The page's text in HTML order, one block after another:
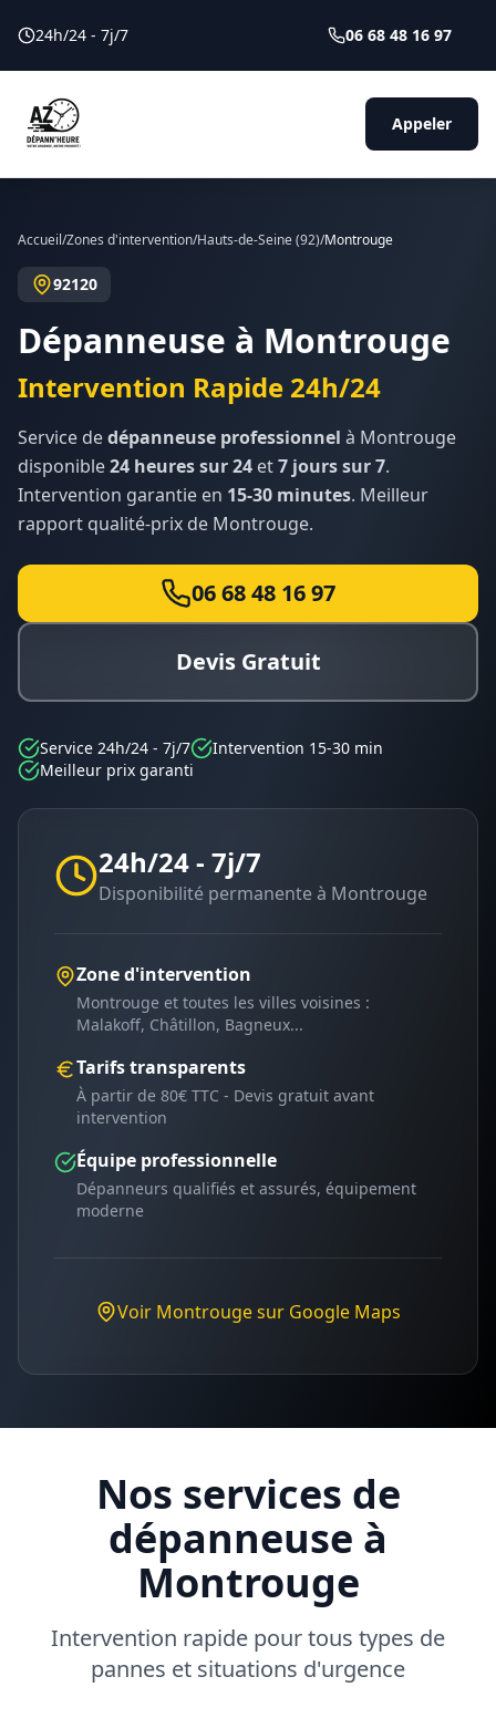
24h/24 - 7j/7 06 68 48 16 97
Appeler
Accueil/Zones d'intervention/Hauts-de-Seine(92)/Montrouge
92120
Dépanneuse à Montrouge
Intervention Rapide 24h/24
Service dedépanneuse professionnel à Montrouge
disponible24 heures sur 24 et7 jours sur 7.
Intervention garantie en 15-30 minutes. Meilleur
rapport qualité-prix de Montrouge.
06 68 48 16 97
Devis Gratuit
Service 24h/24 - 7j/7
Intervention 15-30 min
Meilleur prix garanti
24h/24 - 7j/7
Disponibilité permanente à Montrouge
Zone d'intervention
Montrouge et toutes les villes voisines :
Malakoff, Châtillon, Bagneux...
Tarifs transparents
À partir de 80€ TTC - Devis gratuit avant
intervention
Équipe professionnelle
Dépanneurs qualifiés et assurés, équipement
moderne
Voir Montrougesur Google Maps
Nos services de
dépanneuse à
Montrouge
Intervention rapide pour tous types de
pannes et situations d'urgence